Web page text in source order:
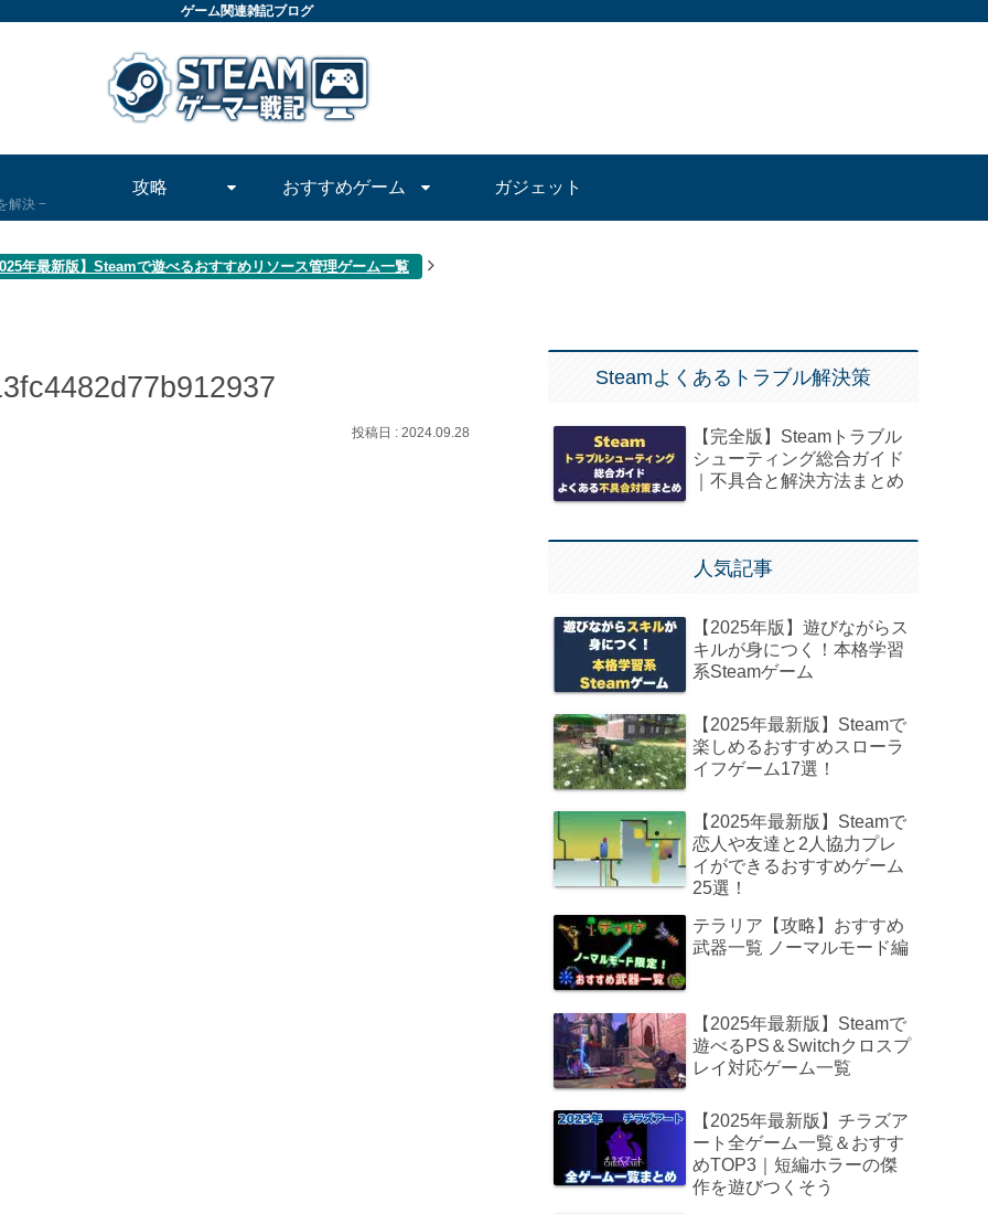
ゲーム関連雑記ブログ
解決
攻略 おすすめゲーム ガジェット
年最新版】Steamで遊べるおすすめリソース管理ゲーム一覧
2024.09.28
Steamよくあるトラブル解決策
【完全版】Steamトラブル
シューティング総合ガイド
｜不具合と解決方法まとめ
人気記事
【2025年版】遊びながらス
キルが身につく！本格学習
系Steamゲーム
【2025年最新版】Steamで
楽しめるおすすめスローラ
イフゲーム17選！
【2025年最新版】Steamで
恋人や友達と2人協力プレ
イができるおすすめゲーム
25選！
テラリア【攻略】おすすめ
武器一覧 ノーマルモード編
【2025年最新版】Steamで
遊べるPS＆Switchクロスプ
レイ対応ゲーム一覧
【2025年最新版】チラズア
ート全ゲーム一覧＆おすす
めTOP3｜短編ホラーの傑
作を遊びつくそう